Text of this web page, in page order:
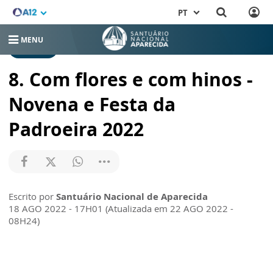
PT
MENU
8. Com flores e com hinos -
Novena e Festa da
Padroeira 2022
Escrito por Santuário Nacional de Aparecida
18 AGO 2022 - 17H01 (Atualizada em 22 AGO 2022 -
08H24)